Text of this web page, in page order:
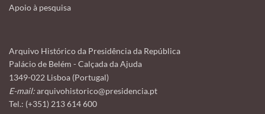
Apoio à pesquisa
Arquivo Histórico da Presidência da República
Palácio de Belém - Calçada da Ajuda
1349-022 Lisboa (Portugal)
E-mail:arquivohistorico@presidencia.pt
Tel.: (+351) 213 614 600